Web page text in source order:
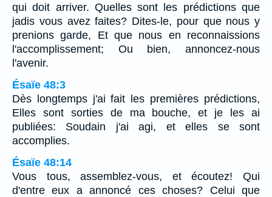
qui doit arriver. Quelles sont les prédictions que
jadis vous avez faites? Dites-le, pour que nous y
prenions garde, Et que nous en reconnaissions
l'accomplissement; Ou bien, annoncez-nous
l'avenir.
Ésaïe 48:3
Dès longtemps j'ai fait les premières prédictions,
Elles sont sorties de ma bouche, et je les ai
publiées: Soudain j'ai agi, et elles se sont
accomplies.
Ésaïe 48:14
Vous tous, assemblez-vous, et écoutez! Qui
d'entre eux a annoncé ces choses? Celui que